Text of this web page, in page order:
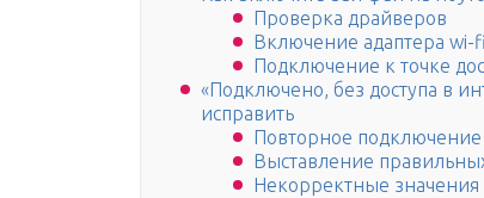
Проверка драйверов
Включение адаптера wi-
Подключение к точке
«Подключено, без доступа в
исправить
Повторное подключение
Выставление
Некорректные